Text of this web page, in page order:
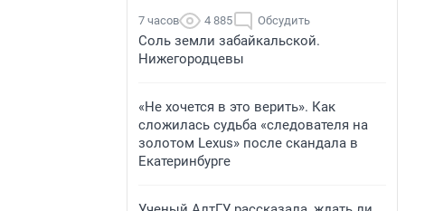
7 часов 4 885 Обсудить
Соль земли забайкальской.
Нижегородцевы
«Не хочется в это верить». Как
сложилась судьба «следователя на
золотом Lexus» после скандала в
Екатеринбурге